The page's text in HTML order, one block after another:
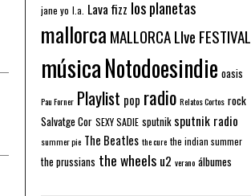
jane yo l.a. Lava fizz los planetas
mallorca MALLORCA LIve FESTIVAL
músicaNotodoesindie oasis
Pau Forner Playlist pop radio Relatos Cortos rock
Salvatge Cor SEXY SADIE sputnik sputnik radio
summer pie The Beatles the cure the indian summer
the prussians the wheels u2 verano álbumes